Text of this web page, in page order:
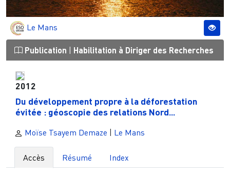
Le Mans
Publication Habilitation à Diriger des Recherches
2012
Du développement propre à la déforestation
évitée : géoscopie des relations Nord...
Moïse Tsayem Demaze | Le Mans
Accès Résumé Index